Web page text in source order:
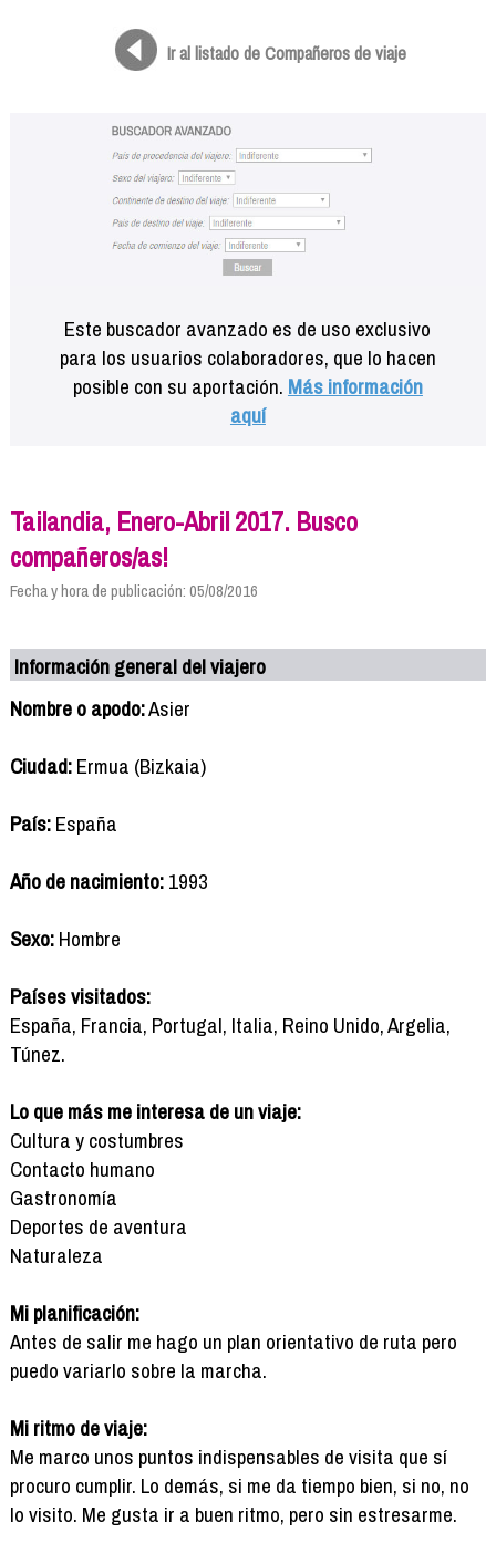
Ir al listado de Compañeros de viaje
Este buscador avanzado es de uso exclusivo
para los usuarios colaboradores, que lo hacen
posible con su aportación. Más información
aquí
Tailandia, Enero-Abril 2017. Busco
compañeros/as!
Fecha y hora de publicación: 05/08/2016
Información general del viajero
Nombre o apodo:Asier
Ciudad:Ermua (Bizkaia)
País:España
Año de nacimiento:1993
Sexo:Hombre
Países visitados:
España, Francia, Portugal, Italia, Reino Unido, Argelia,
Túnez.
Lo que más me interesa de un viaje:
Cultura y costumbres
Contacto humano
Gastronomía
Deportes de aventura
Naturaleza
Mi planificación:
Antes de salir me hago un plan orientativo de ruta pero
puedo variarlo sobre la marcha.
Mi ritmo de viaje:
Me marco unos puntos indispensables de visita que sí
procuro cumplir. Lo demás, si me da tiempo bien, si no, no
lo visito. Me gusta ir a buen ritmo, pero sin estresarme.